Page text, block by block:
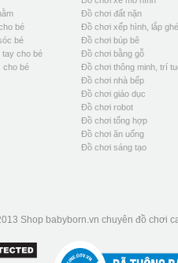
bé
bé
tay cho bé
cho bé
Đồ chơi đất nặn
Đồ chơi xếp hình, lắp
Đồ chơi búp bê
Đồ chơi bằng gỗ
Đồ chơi thông minh, trí
Đồ chơi nhà bếp
Đồ chơi giáo dục
Đồ chơi robot
Đồ chơi tổng hợp
Đồ chơi ăn uống
Đồ chơi sáng tạo
Shop babyborn.vn chuyên đồ chơi